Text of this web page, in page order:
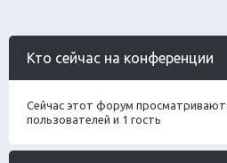
Кто сейчас на конференции
Сейчас этот форум
пользователей и 1 гость